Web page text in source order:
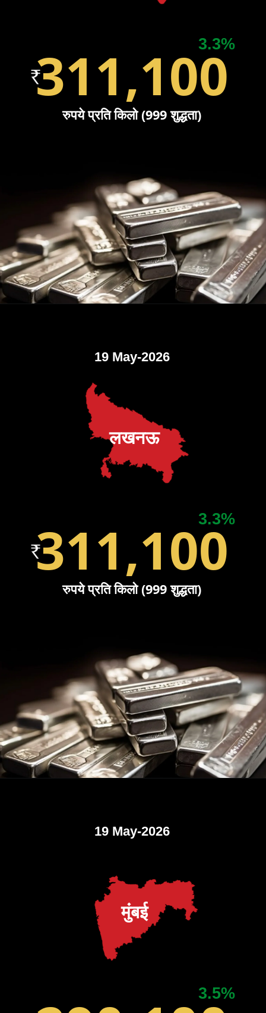
3.3%
311,100
रुपये प्रति किलो (999 शुद्धता)
3.3%
311,100
19 May-2026
रुपये प्रति किलो (999 शुद्धता)
लखनऊ
3.5%
19 May-2026
मुंबई